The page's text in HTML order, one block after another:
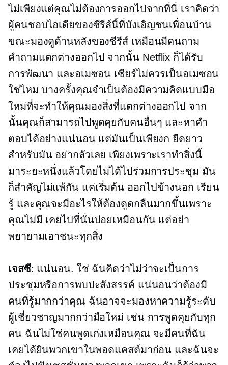
ไม่เพียงแต่คุณไม่ต้องการออกไปจากที่นี่ เราคิดว่า
ผู้คนชอบไอเดียของซีรีส์นี้ที่บังเอิญชนเพื่อนบ้าน
ขณะมองดูด้านหลังของซีรีส์ เหมือนมีคนถาม
คำถามแตกต่างออกไป จากนั้น Netflix ก็ได้รับ
การพัฒนา และอเมซอน เซียร์ไม่ควรเป็นอเมซอน
ใช่ไหม บางครั้งคุณจำเป็นต้องมีความคิดแบบมือ
ใหม่ที่จะทำให้คุณมองสิ่งที่แตกต่างออกไป จาก
นั้นคุณก็สามารถไปพูดคุยกับคนอื่นๆ และหาคำ
ตอบได้อย่างแน่นอน แต่มันเป็นเพียงก ยืดยาว
สำหรับมัน อย่ากลัวเลย เพียงเพราะเราทำสิ่งนี้
มาระยะหนึ่งแล้วโดยไม่ได้ไปร่วมการประชุม มัน
ก็สำคัญไม่แพ้กัน แค่เริ่มต้น ออกไปข้างนอก เรียน
รู้ และคุณจะมีอะไรให้ต้องดูดกลืนมากขึ้นเพราะ
คุณไม่มี เคยไปที่นั่นบ่อยเหมือนกัน แต่อย่า
พยายามเอาชนะทุกสิ่ง
เจสซี: แน่นอน. ใช่ ฉันคิดว่าไม่ว่าจะเป็นการ
ประชุมหรือการพบปะสังสรรค์ แน่นอนว่าต้องมี
คนที่รู้มากกว่าคุณ ฉันอาจจะมองหาความรู้ระดับ
ผู้เชี่ยวชาญมากกว่ามือใหม่ เช่น การพูดคุยกับทุก
คน ฉันไม่ใช่คนพูดเก่งเหมือนคุณ จะมีคนที่ฉัน
เคยได้ยินพวกเขาในพอดแคสต์มาก่อน และฉันจะ